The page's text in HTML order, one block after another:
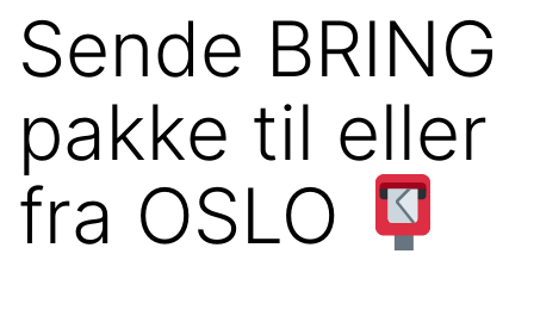
Sende BRING
pakke til eller
fra OSLO